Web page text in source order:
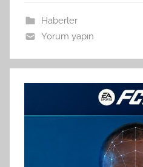
Haberler
Yorum yapın